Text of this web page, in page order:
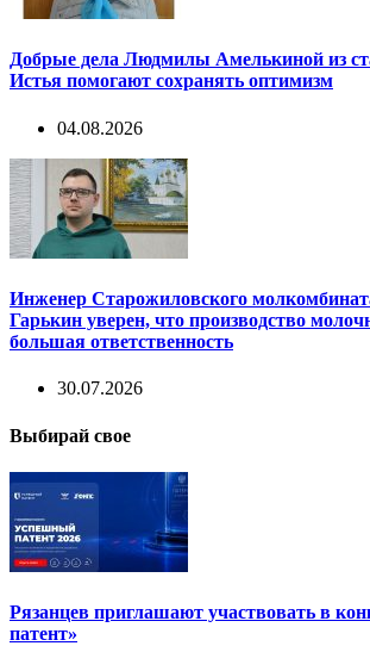
Добрые дела Людмилы Амелькиной из
Истья помогают сохранять оптимизм
04.08.2026
Инженер Старожиловского
Гарькин уверен, что производство
большая ответственность
30.07.2026
Выбирай свое
Рязанцев приглашают участвовать в
патент»